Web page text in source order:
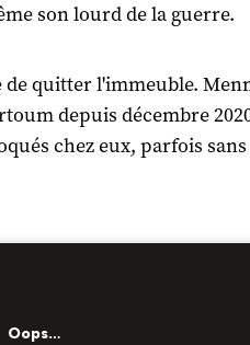
son lourd de la guerre.
quitter l'immeuble.
depuis décembre
chez eux, parfois